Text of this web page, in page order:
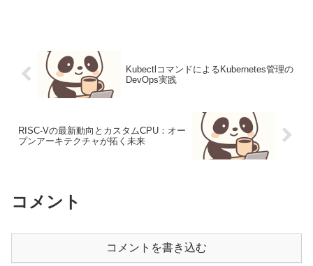
KubectlコマンドによるKubernetes管理の
DevOps実践
RISC-Vの最新動向とカスタムCPU：オー
プンアーキテクチャが拓く未来
コメント
コメントを書き込む